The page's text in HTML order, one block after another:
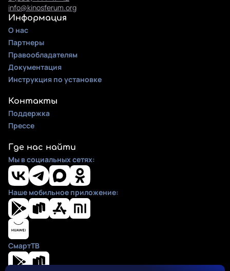
info@kinosferum.org
Информация
О нас
Партнеры
Правообладателям
Документация
Инструкция по установке
Контакты
Поддержка
Прессе
Где нас найти
Мы в социальных сетях:
Наше мобильное приложение:
СмартТВ